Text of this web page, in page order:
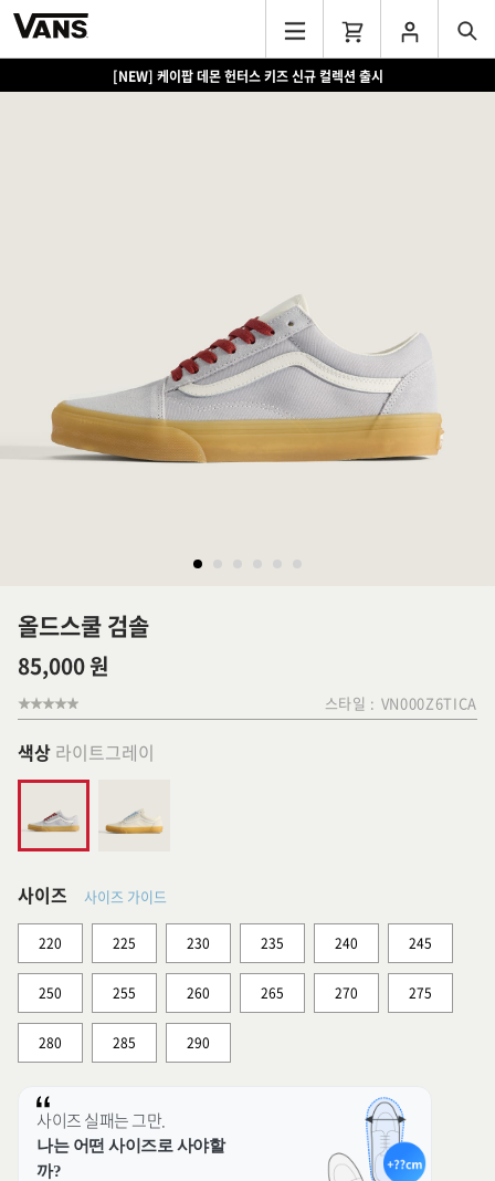
[NEW] 케이팝 데몬 헌터스 키즈 신규 컬렉션 출시
올드스쿨 검솔
85,000 원
스타일 : VN000Z6TICA
색상 라이트그레이
사이즈 사이즈 가이드
220 225 230 235 240 245
250 255 260 265 270 275
280 285 290
사이즈 실패는 그만.
나는 어떤 사이즈로 사야할
까?